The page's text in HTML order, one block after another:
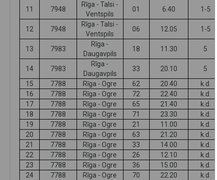
11
7948
Rīga - Talsi -
Ventspils
01 6.40 1-5
12 7948
Rīga - Talsi -
Ventspils
06 12.05 1-5
13 7983
Rīga -
Daugavpils
18 11.30 5
14 7983
Rīga -
Daugavpils
33 20.10
5
15
7788 Rīga - Ogre 62 20.40
k.d.
16
7788 Rīga - Ogre 72 22.40
k.d.
17
7788 Rīga - Ogre 65 21.40
k.d.
18
7788 Rīga - Ogre 71 23.30
k.d.
19
7788 Rīga - Ogre 21 11.00
k.d.
20
7788 Rīga - Ogre 63 21.20
k.d.
21
7788 Rīga - Ogre 33 14.00
k.d.
22
7788 Rīga - Ogre 26 12.10
k.d.
23
7788 Rīga - Ogre 36 15.00
k.d.
24
7788 Rīga - Ogre 70 22.20
k.d.